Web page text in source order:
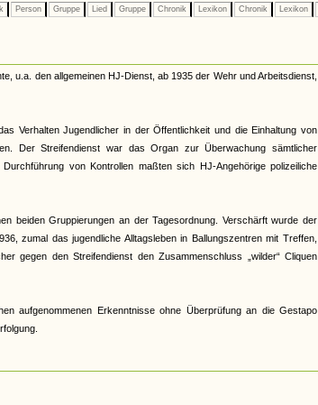
Person Gruppe Lied Gruppe Chronik Lexikon Chronik Lexikon
u.a. den allgemeinen HJ-Dienst, ab 1935 der Wehr und Arbeitsdienst,
Verhalten Jugendlicher in der Öffentlichkeit und die Einhaltung von
Der Streifendienst war das Organ zur Überwachung sämtlicher
von Kontrollen maßten sich HJ-Angehörige polizeiliche
beiden Gruppierungen an der Tagesordnung. Verschärft wurde der
zumal das jugendliche Alltagsleben in Ballungszentren mit Treffen,
gegen den Streifendienst den Zusammenschluss „wilder“ Cliquen
aufgenommenen Erkenntnisse ohne Überprüfung an die Gestapo